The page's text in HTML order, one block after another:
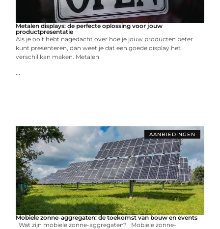
Metalen displays: de perfecte oplossing voor jouw
productpresentatie
Als je ooit hebt nagedacht over hoe je jouw producten beter
kunt presenteren, dan weet je dat een goede display het
verschil kan maken. Metalen
...
AANBIEDINGEN
Mobiele zonne-aggregaten: de toekomst van bouw en events
Wat zijn mobiele zonne-aggregaten? Mobiele zonne-